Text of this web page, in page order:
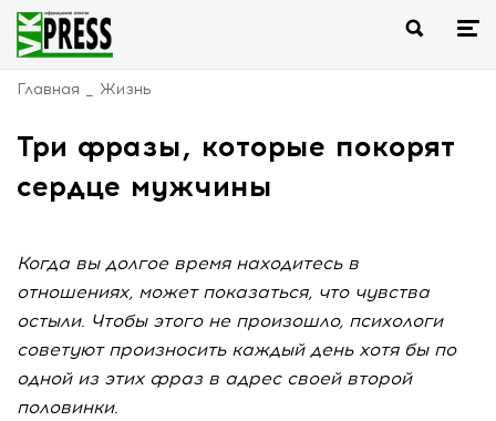
Главная Жизнь
Три фразы, которые покорят
сердце мужчины
Когда вы долгое время находитесь в
отношениях, может показаться, что чувства
остыли. Чтобы этого не произошло, психологи
советуют произносить каждый день хотя бы по
одной из этих фраз в адрес своей второй
половинки.